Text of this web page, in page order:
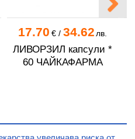
17.70 €/ 34.62 лв.
ЛИВОРЗИЛ капсули *
60 ЧАЙКАФАРМА